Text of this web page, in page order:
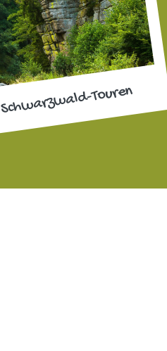
Schwarzwald-Touren